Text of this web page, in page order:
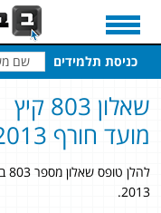
כניסת תלמידים
שאלון 803 קיץ
מועד חורף 2013 | בגרות אונליין
2013.